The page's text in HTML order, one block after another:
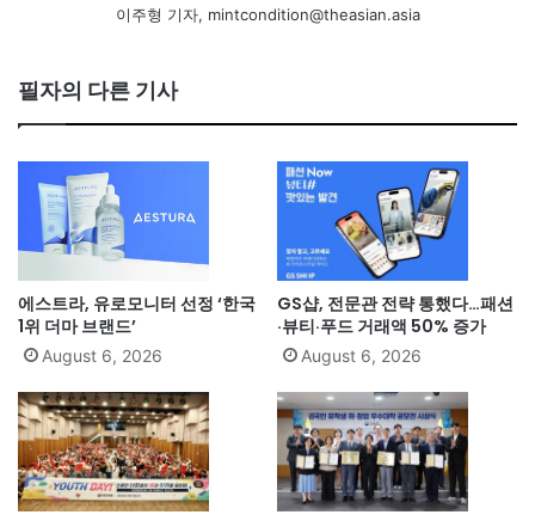
이주형 기자, mintcondition@theasian.asia
필자의 다른 기사
에스트라, 유로모니터 선정 ‘한국
1위 더마 브랜드’
August 6, 2026
GS샵, 전문관 전략 통했다…패션
·뷰티·푸드 거래액 50% 증가
August 6, 2026